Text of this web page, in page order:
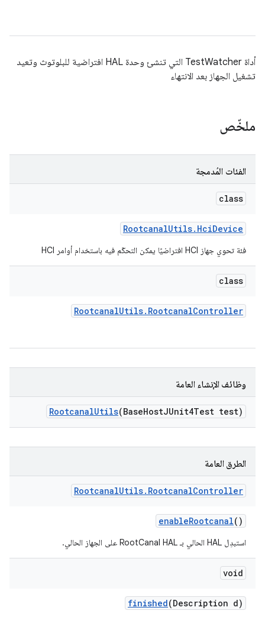
أداة TestWatcher التي تنشئ وحدة HAL افتراضية للبلوتوث وتعيد
تشغيل الجهاز بعد الانتهاء
ملخّص
الفئات المُدمجة
class
RootcanalUtils. HciDevice
فئة تحوي جهاز HCI افتراضيًا يمكن التحكّم فيه باستخدام أوامر HCI
class
RootcanalUtils. RootcanalController
وظائف الإنشاء العامة
RootcanalUtils(BaseHostJUnit4Test test)
الطرق العامة
RootcanalUtils. RootcanalController
enableRootcanal()
استبدِل HAL الحالي بـ RootCanal HAL على الجهاز الحالي.
void
finished(Description d)